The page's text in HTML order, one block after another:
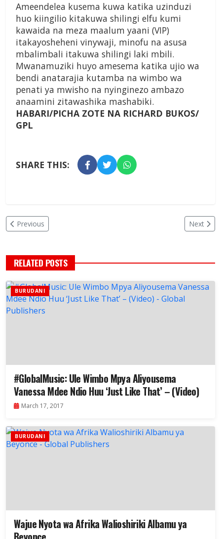
Ameendelea kusema kuwa katika uzinduzi
huo kiingilio kitakuwa shilingi elfu kumi
kawaida na meza maalum yaani (VIP)
itakayosheheni vinywaji, minofu na asusa
mbalimbali itakuwa shilingi laki mbili.
Mwanamuziki huyo amesema katika ujio wa
bendi anatarajia kutamba na wimbo wa
penati ya mwisho na nyinginezo ambazo
anaamini zitawashika mashabiki.
HABARI/PICHA ZOTE NA RICHARD BUKOS/
GPL
SHARE THIS:
Previous Next
RELATED POSTS
BURUDANI
#GlobalMusic: Ule Wimbo Mpya Aliyousema
Vanessa Mdee Ndio Huu ‘Just Like That’ – (Video)
March 17, 2017
BURUDANI
Wajue Nyota wa Afrika Walioshiriki Albamu ya